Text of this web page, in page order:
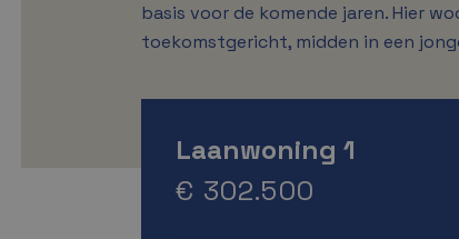
basis voor de komende jaren. Hier
toekomstgericht, midden in een
A+++
Laanwoning 1
€ 302.500